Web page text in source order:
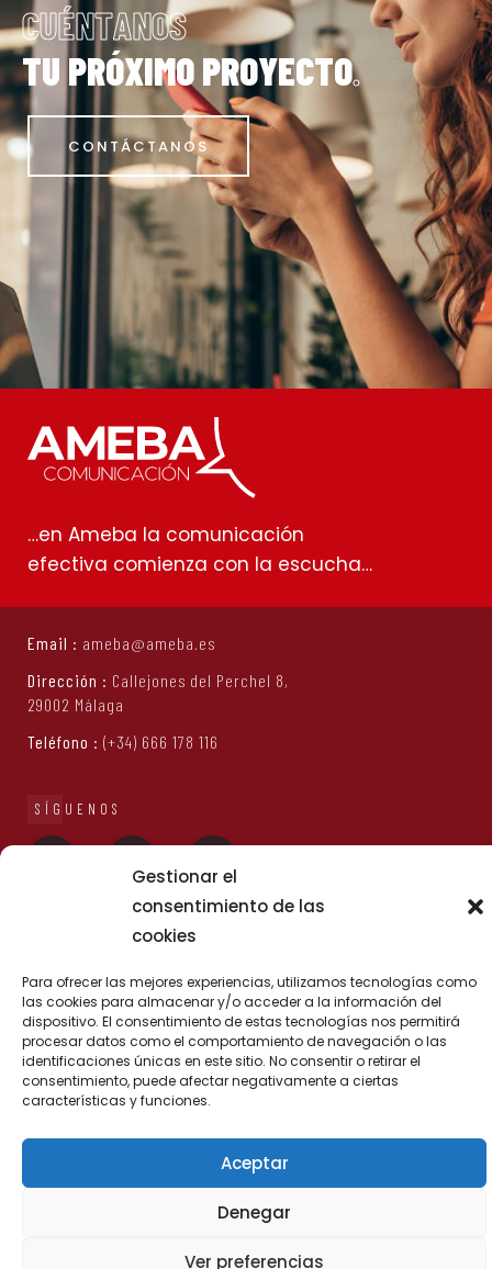
Gestionar el
consentimiento de las
cookies
Para ofrecer las mejores experiencias, utilizamos tecnologías como
las cookies para almacenar y/o acceder a la información del
dispositivo. El consentimiento de estas tecnologías nos permitirá
procesar datos como el comportamiento de navegación o las
identificaciones únicas en este sitio. No consentir o retirar el
consentimiento, puede afectar negativamente a ciertas
características y funciones.
Aceptar
Denegar
Ver preferencias
CUÉNTANOS
TU PRÓXIMOPROYECTO.
CONTÁCTANOS
…en Ameba la comunicación
efectiva comienza con la escucha…
Email : ameba@ameba.es
Dirección : Callejones del Perchel 8,
29002 Málaga
Teléfono : (+34) 666 178 116
SÍGUENOS
© 2023 AMEBA Comunicación.Reservados todos los derechos.